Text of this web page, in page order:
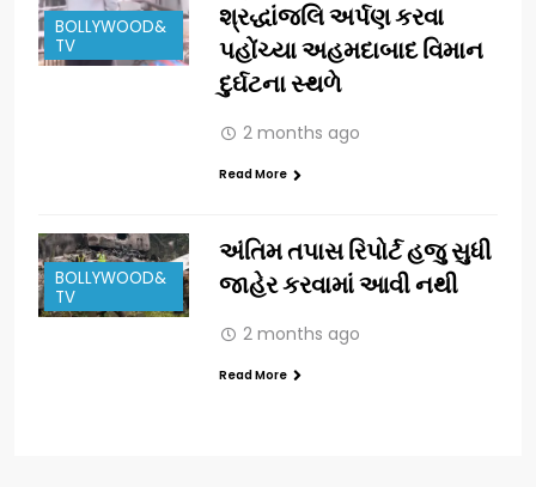
BOLLYWOOD&
TV
શ્રદ્ધાંજલિ અર્પણ કરવા
પહોંચ્યા અહમદાબાદ વિમાન
દુર્ઘટના સ્થળે
2 months ago
Read More
BOLLYWOOD&
TV
અંતિમ તપાસ રિપોર્ટ હજુ સુધી
જાહેર કરવામાં આવી નથી
2 months ago
Read More